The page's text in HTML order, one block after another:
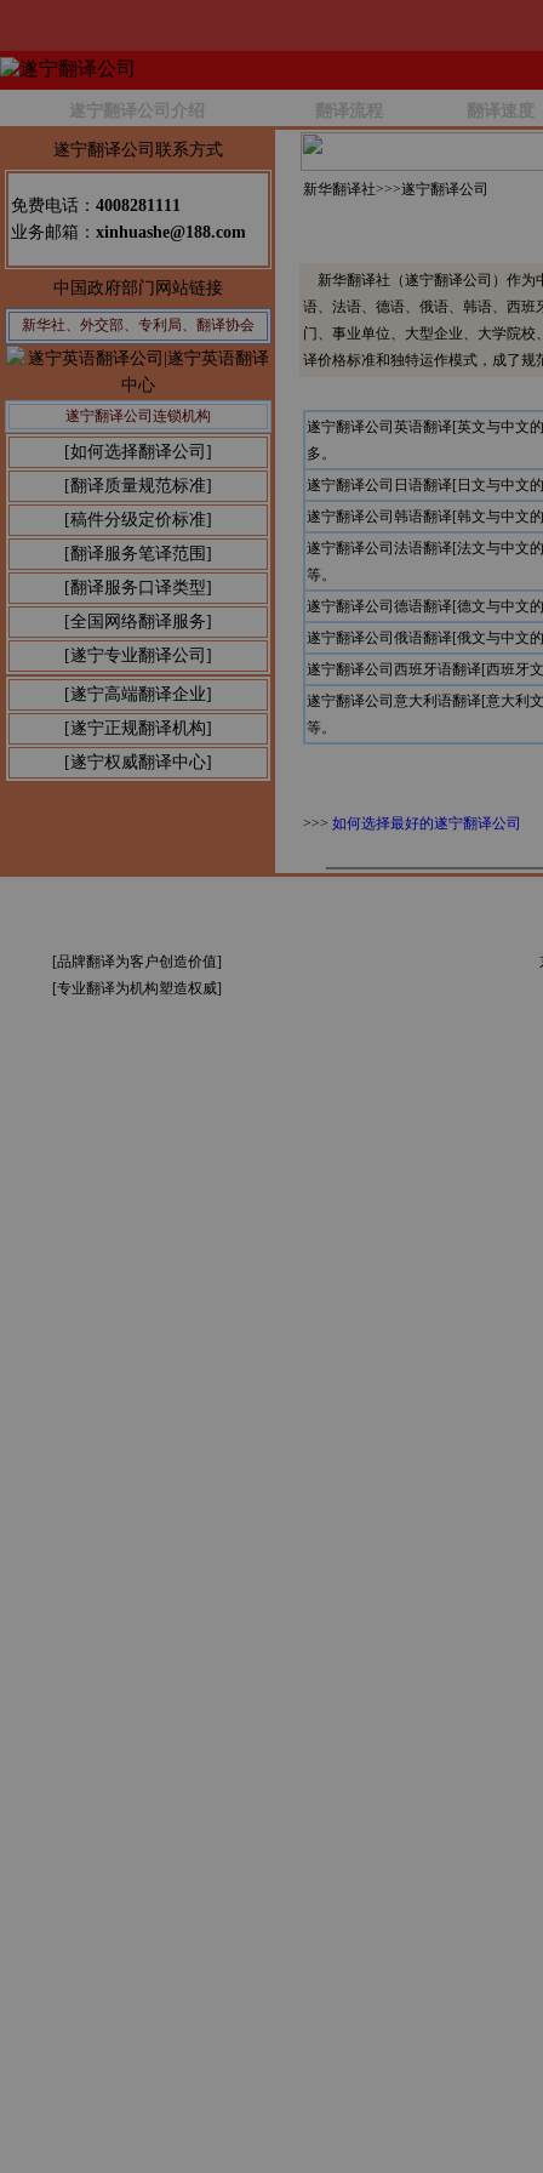
遂宁翻译公司介绍 翻译流程 翻译速度
遂宁翻译公司联系方式
免费电话： 4008281111
业务邮箱： xinhuashe@188.com
中国政府部门网站链接
新华社、外交部、专利局、翻译协会
遂宁翻译公司连锁机构
[如何选择翻译公司]
[翻译质量规范标准]
[稿件分级定价标准]
[翻译服务笔译范围]
[翻译服务口译类型]
[全国网络翻译服务]
[遂宁专业翻译公司]
[遂宁高端翻译企业]
[遂宁正规翻译机构]
[遂宁权威翻译中心]
新华翻译社>>>遂宁翻译公司
新华翻译社（遂宁翻译公司）作为
语、法语、德语、俄语、韩语、西
门、事业单位、大型企业、大学院
译价格标准和独特运作模式，成了
遂宁翻译公司英语翻译[英文与中文
多。
遂宁翻译公司日语翻译[日文与中文
遂宁翻译公司韩语翻译[韩文与中文
遂宁翻译公司法语翻译[法文与中文
等。
遂宁翻译公司德语翻译[德文与中文
遂宁翻译公司俄语翻译[俄文与中文
遂宁翻译公司西班牙语翻译[西班牙
遂宁翻译公司意大利语翻译[意大利
等。
>>> 如何选择最好的遂宁翻译公司
[品牌翻译为客户创造价值]
[专业翻译为机构塑造权威]